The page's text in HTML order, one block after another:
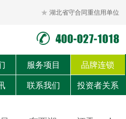
 湖北省守合同重信用单位
服务项目
品牌连锁
联系我们 投资者关系